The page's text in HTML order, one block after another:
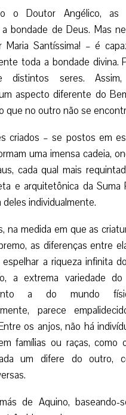
o Doutor Angélico, as
bondade de Deus. Mas
Maria Santíssima! – é
toda a bondade divina.
distintos seres. Assim,
aspecto diferente do
que no outro não se
criados – se postos em
uma imensa cadeia,
cada qual mais
e arquitetônica da Suma
deles individualmente.
na medida em que as
as diferenças entre
espelhar a riqueza infinita
a extrema variedade do
a do mundo
parece
os anjos, não há
famílias ou raças, como
um difere do outro,
de Aquino, baseando-